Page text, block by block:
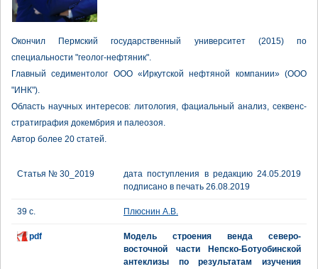
Окончил Пермский государственный университет (2015) по
специальности "геолог-нефтяник".
Главный седиментолог ООО «Иркутской нефтяной компании» (ООО
"ИНК").
Область научных интересов: литология, фациальный анализ, секвенс-
стратиграфия докембрия и палеозоя.
Автор более 20 статей.
Статья № 30_2019
дата поступления в редакцию 24.05.2019
подписано в печать 26.08.2019
39 с. Плюснин А.В.
pdf
Модель строения венда северо-
восточной части Непско-Ботуобинской
антеклизы по результатам изучения